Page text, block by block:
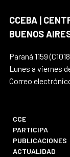
CCEBA |
BUENOS
Paraná 1159
Lunes a viernes
Correo
CCE
PARTICIPA
PUBLICACIONES
ACTUALIDAD